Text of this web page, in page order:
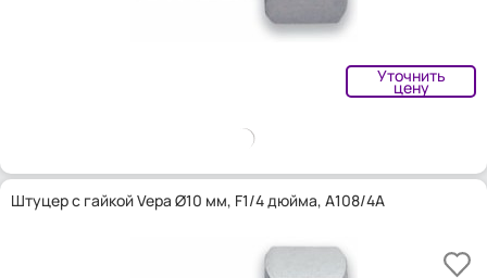
Уточнить
цену
Штуцер с гайкой Vepa Ø10 мм, F1/4 дюйма, A108/4A